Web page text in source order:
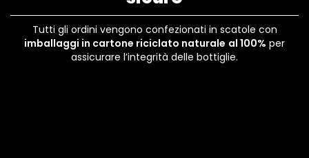
Tutti gli ordini vengono confezionati in scatole con
imballaggi in cartone riciclato naturale al 100% per
assicurare l’integrità delle bottiglie.